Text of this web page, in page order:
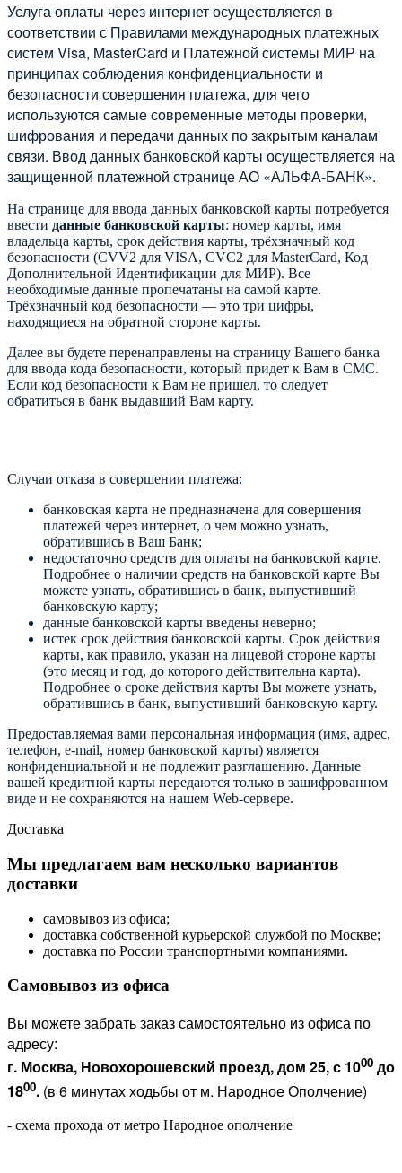
Услуга оплаты через интернет осуществляется в
соответствии с Правилами международных платежных
систем Visa, MasterCard и Платежной системы МИР на
принципах соблюдения конфиденциальности и
безопасности совершения платежа, для чего
используются самые современные методы проверки,
шифрования и передачи данных по закрытым каналам
связи. Ввод данных банковской карты осуществляется на
защищенной платежной странице АО «АЛЬФА-БАНК».
На странице для ввода данных банковской карты потребуется
ввести данные банковской карты: номер карты, имя
владельца карты, срок действия карты, трёхзначный код
безопасности (CVV2 для VISA, CVC2 для MasterCard, Код
Дополнительной Идентификации для МИР). Все
необходимые данные пропечатаны на самой карте.
Трёхзначный код безопасности — это три цифры,
находящиеся на обратной стороне карты.
Далее вы будете перенаправлены на страницу Вашего банка
для ввода кода безопасности, который придет к Вам в СМС.
Если код безопасности к Вам не пришел, то следует
обратиться в банк выдавший Вам карту.
Случаи отказа в совершении платежа:
банковская карта не предназначена для совершения
платежей через интернет, о чем можно узнать,
обратившись в Ваш Банк;
недостаточно средств для оплаты на банковской карте.
Подробнее о наличии средств на банковской карте Вы
можете узнать, обратившись в банк, выпустивший
банковскую карту;
данные банковской карты введены неверно;
истек срок действия банковской карты. Срок действия
карты, как правило, указан на лицевой стороне карты
(это месяц и год, до которого действительна карта).
Подробнее о сроке действия карты Вы можете узнать,
обратившись в банк, выпустивший банковскую карту.
Предоставляемая вами персональная информация (имя, адрес,
телефон, e-mail, номер банковской карты) является
конфиденциальной и не подлежит разглашению. Данные
вашей кредитной карты передаются только в зашифрованном
виде и не сохраняются на нашем Web-сервере.
Доставка
Мы предлагаем вам несколько вариантов
доставки
самовывоз из офиса;
доставка собственной курьерской службой по Москве;
доставка по России транспортными компаниями.
Самовывоз из офиса
Вы можете забрать заказ самостоятельно из офиса по
адресу:
г. Москва, Новохорошевский проезд, дом 25, с 1000 до
1800. (в 6 минутах ходьбы от м. Народное Ополчение)
- схема прохода от метро Народное ополчение